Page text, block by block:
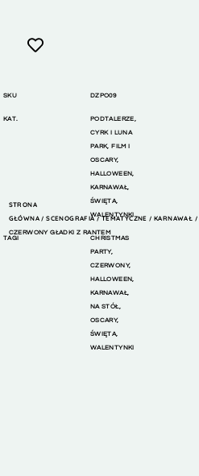
SKU DZPO09
KAT. PODTALERZE,
CYRK I LUNA
PARK,FILM I
OSCARY,
HALLOWEEN,
KARNAWAŁ,
ŚWIĘTA,
WALENTYNKI
TAGI
CHRISTMAS
PARTY,
CZERWONY,
HALLOWEEN,
KARNAWAŁ,
NA STÓŁ,
OSCARY,
ŚWIĘTA,
WALENTYNKI
STRONA
GŁÓWNA /SCENOGRAFIA/TEMATYCZNE /KARNAWAŁ /
CZERWONY GŁADKI Z RANTEM